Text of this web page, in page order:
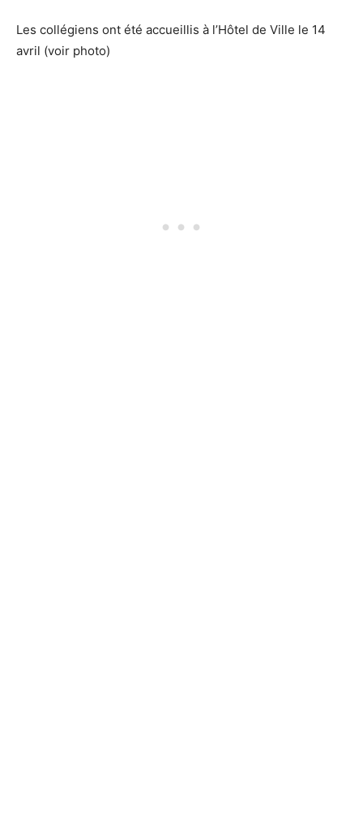
Les collégiens ont été accueillis à l’Hôtel de Ville le 14
avril (voir photo)